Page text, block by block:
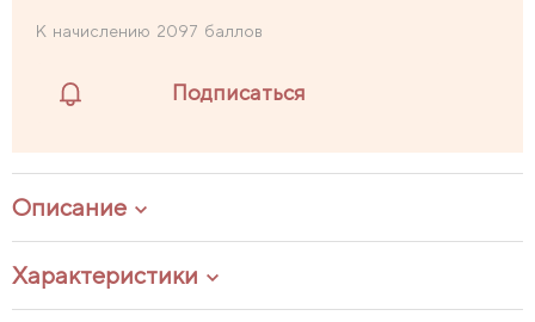
К начислению 2097 баллов
Подписаться
Описание
Характеристики